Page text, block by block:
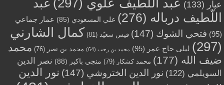
عبار (133) عبد اللطيف علوي (297)
عبد
اللّطيف درباله (276) علي المسعودي (85)
عمار جماعي
(95)
فتحي الشوك (147) قيس سعيّد (81)
كمال الشارني
(297)
ليلى حاج عمر (95) محمد بن رجب (64) محمد بن نصر (76)
محمد
ضيف الله (177) محمد كشكار (79) منجي باكير (88)
نصر الدين
السويلمي (122) نور الدين الختروشي (147)
نور الدين